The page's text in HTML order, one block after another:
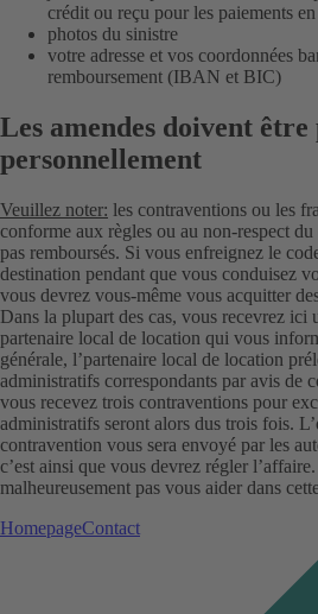
crédit ou reçu pour les paiements en
photos du sinistre
votre adresse et vos coordonnées
remboursement (IBAN et BIC)
Les amendes doivent être
personnellement
Veuillez noter: les contraventions ou les
conforme aux règles ou au non-respect
pas remboursés. Si vous enfreignez le
destination pendant que vous conduisez
vous devrez vous-même vous acquitter
Dans la plupart des cas, vous recevrez ici
partenaire local de location qui vous
générale, l’partenaire local de location
administratifs correspondants par avis de
vous recevez trois contraventions pour
administratifs seront alors dus trois fois.
contravention vous sera envoyé par les
c’est ainsi que vous devrez régler
malheureusement pas vous aider dans
HomepageContact